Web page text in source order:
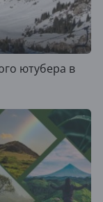
ютубера в